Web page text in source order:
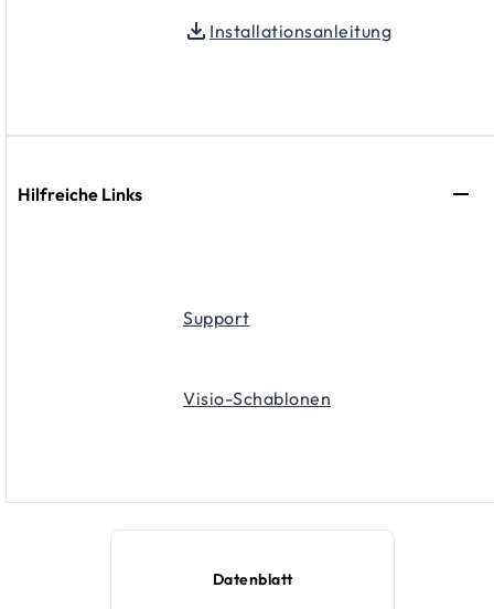
Installationsanleitung
Hilfreiche Links
Support
Visio-Schablonen
Datenblatt